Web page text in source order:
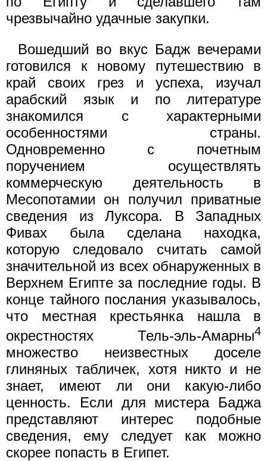
чрезвычайно удачные закупки.
Вошедший во вкус Бадж вечерами
готовился к новому путешествию в
край своих грез и успеха, изучал
арабский язык и по литературе
знакомился с характерными
особенностями страны.
Одновременно с почетным
поручением осуществлять
коммерческую деятельность в
Месопотамии он получил приватные
сведения из Луксора. В Западных
Фивах была сделана находка,
которую следовало считать самой
значительной из всех обнаруженных в
Верхнем Египте за последние годы. В
конце тайного послания указывалось,
что местная крестьянка нашла в
окрестностях Тель-эль-Амарны4
множество неизвестных доселе
глиняных табличек, хотя никто и не
знает, имеют ли они какую-либо
ценность. Если для мистера Баджа
представляют интерес подобные
сведения, ему следует как можно
скорее попасть в Египет.